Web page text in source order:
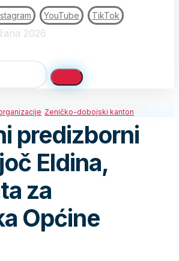
YouTube TikTok
2026
Zeničko-dobojski kanton
predizborni
Eldina,
za
Općine